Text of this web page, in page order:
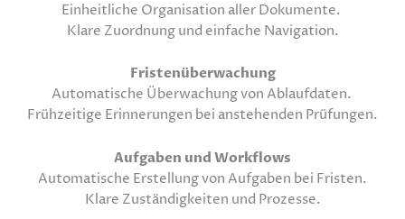
Einheitliche Organisation aller Dokumente.
Klare Zuordnung und einfache Navigation.
Fristenüberwachung
Automatische Überwachung von Ablaufdaten.
Frühzeitige Erinnerungen bei anstehenden Prüfungen.
Aufgaben und Workflows
Automatische Erstellung von Aufgaben bei Fristen.
Klare Zuständigkeiten und Prozesse.